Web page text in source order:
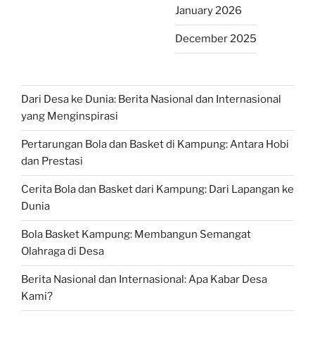
January 2026
December 2025
Dari Desa ke Dunia: Berita Nasional dan Internasional
yang Menginspirasi
Pertarungan Bola dan Basket di Kampung: Antara Hobi
dan Prestasi
Cerita Bola dan Basket dari Kampung: Dari Lapangan ke
Dunia
Bola Basket Kampung: Membangun Semangat
Olahraga di Desa
Berita Nasional dan Internasional: Apa Kabar Desa
Kami?